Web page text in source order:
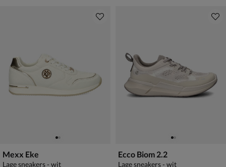
Mexx Eke
Lage sneakers - wit
Ecco Biom 2.2
Lage sneakers - wit